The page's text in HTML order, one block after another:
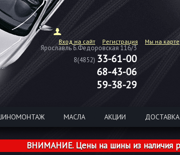
Вход на сайт Регистрация Мы на карте
Ярославль Б.Федоровская 116/3
8(4852) 33-61-00
68-43-06
59-38-29
МАСЛА АКЦИИ
ВНИМАНИЕ. Цены на шины из наличия